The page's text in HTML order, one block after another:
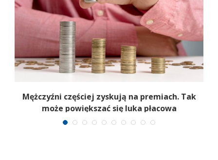
Mężczyźni częściej zyskują na premiach. Tak
może powiększać się luka płacowa